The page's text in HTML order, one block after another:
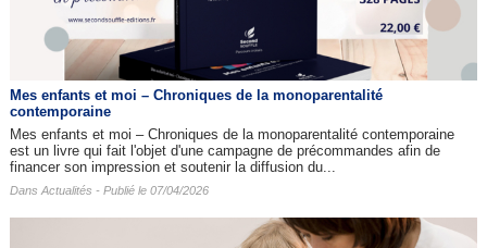
Mes enfants et moi – Chroniques de la monoparentalité
contemporaine
Mes enfants et moi – Chroniques de la monoparentalité contemporaine
est un livre qui fait l'objet d'une campagne de précommandes afin de
financer son impression et soutenir la diffusion du...
Dans Actualités - Publié le 07/04/2026